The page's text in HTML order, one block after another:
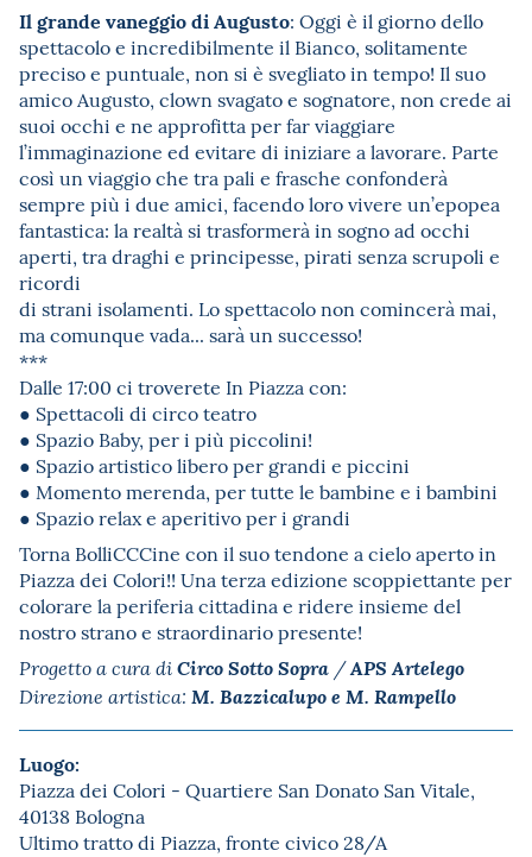
Il grande vaneggio di Augusto: Oggi è il giorno dello
spettacolo e incredibilmente il Bianco, solitamente
preciso e puntuale, non si è svegliato in tempo! Il suo
amico Augusto, clown svagato e sognatore, non crede ai
suoi occhi e ne approfitta per far viaggiare
l’immaginazione ed evitare di iniziare a lavorare. Parte
così un viaggio che tra pali e frasche confonderà
sempre più i due amici, facendo loro vivere un’epopea
fantastica: la realtà si trasformerà in sogno ad occhi
aperti, tra draghi e principesse, pirati senza scrupoli e
ricordi
di strani isolamenti. Lo spettacolo non comincerà mai,
ma comunque vada... sarà un successo!
***
Dalle 17:00 ci troverete In Piazza con:
● Spettacoli di circo teatro
● Spazio Baby, per i più piccolini!
● Spazio artistico libero per grandi e piccini
● Momento merenda, per tutte le bambine e i bambini
● Spazio relax e aperitivo per i grandi
Torna BolliCCCine con il suo tendone a cielo aperto in
Piazza dei Colori!! Una terza edizione scoppiettante per
colorare la periferia cittadina e ridere insieme del
nostro strano e straordinario presente!
Progetto a cura diCirco Sotto Sopra /APS Artelego
Direzione artistica: M. Bazzicalupo e M. Rampello
Luogo:
Piazza dei Colori - Quartiere San Donato San Vitale,
40138 Bologna
Ultimo tratto di Piazza, fronte civico 28/A